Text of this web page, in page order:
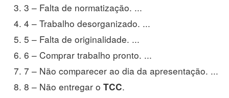
3 – Falta de normatização. ...
4 – Trabalho desorganizado. ...
5 – Falta de originalidade. ...
6 – Comprar trabalho pronto. ...
7 – Não comparecer ao dia da apresentação. ...
8 – Não entregar o TCC.